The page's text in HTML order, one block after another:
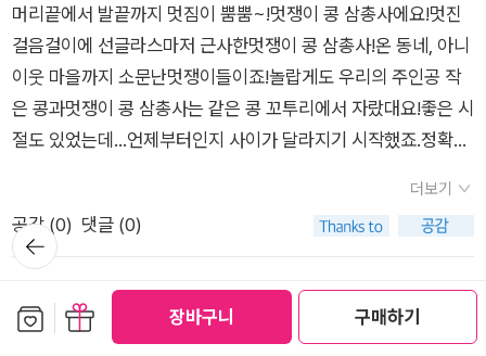
장바구니 구매하기
책진정한 멋짐이란?나를 멋진 나로 바꾸는 시간우리 아이들이
다 멋진 콩이되기를~♡이 책은 길벗어린이 제공으로 저의 솔직
한 의견을 원고하였습니다.감사합니다^^
머리끝에서 발끝까지 멋짐이 뿜뿜~!멋쟁이 콩 삼총사에요!멋진
걸음걸이에 선글라스마저 근사한멋쟁이 콩 삼총사!온 동네, 아니
이웃 마을까지 소문난멋쟁이들이죠!놀랍게도 우리의 주인공 작
은 콩과멋쟁이 콩 삼총사는 같은 콩 꼬투리에서 자랐대요!좋은 시
절도 있었는데...언제부터인지 사이가 달라지기 시작했죠.정확한
빼고 자기들끼리 삼총사가 되어 버린...학창 시절 누구나 한 번은
느껴보고 겪어 봤을...초라해 보이는 자신과 달리멋짐이 흘러넘치
는 친구들...그래서 조금 달라져 보려고 노력도 해봤어요!일단 선
글라스를 껴 봤죠!선글라스도 껴 보고머리도 뒤로 넘겨 보고거들
먹거리며 다녀봤지만멋지게 보이는 건 쉽지 않아요.오히려 예쁜
더보기
공감 (0) 댓글 (0)
skynjy0128 2022-07-27
뒤로가
기